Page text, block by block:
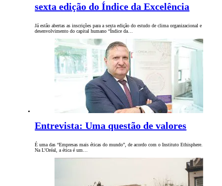
sexta edição do Índice da Excelência
Já estão abertas as inscrições para a sexta edição do estudo de clima organizacional e
desenvolvimento do capital humano “Índice da…
Entrevista: Uma questão de valores
É uma das “Empresas mais éticas do mundo”, de acordo com o Instituto Ethisphere.
Na L’Oréal, a ética é um…